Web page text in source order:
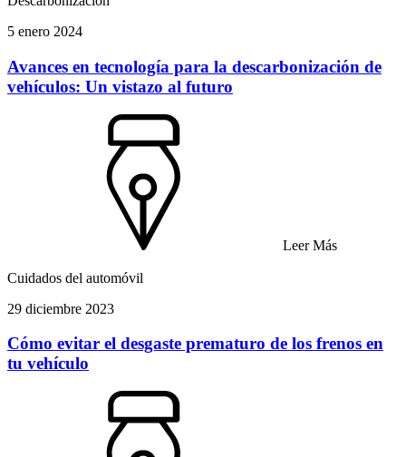
5 enero 2024
Avances en tecnología para la descarbonización de
vehículos: Un vistazo al futuro
Leer Más
Cuidados del automóvil
29 diciembre 2023
Cómo evitar el desgaste prematuro de los frenos en
tu vehículo